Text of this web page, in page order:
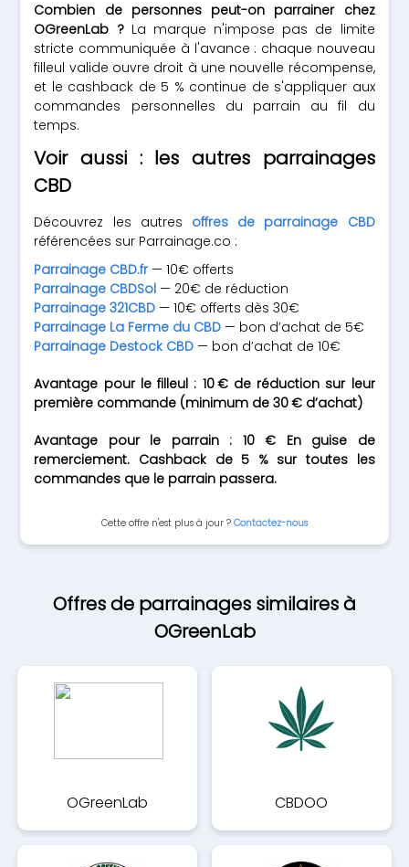
Combien de personnes peut-on parrainer chez
OGreenLab ?La marque n'impose pas de limite
stricte communiquée à l'avance : chaque nouveau
filleul valide ouvre droit à une nouvelle récompense,
et le cashback de 5 % continue de s'appliquer aux
commandes personnelles du parrain au fil du
temps.
Voir aussi : les autres parrainages
CBD
Découvrez les autres offres de parrainage CBD
référencées sur Parrainage.co :
Parrainage CBD.fr— 10€ offerts
Parrainage CBDSol — 20€ de réduction
Parrainage 321CBD — 10€ offerts dès 30€
Parrainage La Ferme du CBD — bon d’achat de 5€
Parrainage Destock CBD — bon d’achat de 10€
Avantage pour le filleul : 10 € de réduction sur leur
première commande (minimum de 30 € d’achat)
Avantage pour le parrain : 10 € En guise de
remerciement. Cashback de 5 % sur toutes les
commandes que le parrain passera.
Cette offre n'est plus à jour ? Contactez-nous
Offres de parrainages similaires à
OGreenLab
OGreenLab CBDOO